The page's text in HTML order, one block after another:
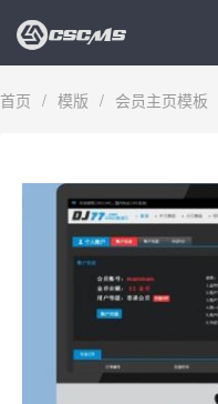
首页 / 模版 / 会员主页模板